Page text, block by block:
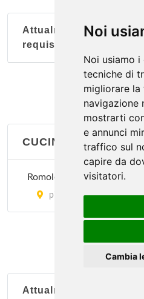
Noi
Noi usiamo
tecniche di
migliorare la
navigazione
mostrarti
e annunci
traffico sul
capire da
visitatori.
Cambia
Attualmente nessun
requisiti
CUCINA LAZIALE
Romoletto
piazza della Repubblica
Attualmente nessun